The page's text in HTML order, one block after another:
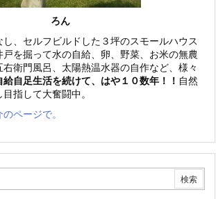
ろん
、セルフビルドした３坪のスモールハウス
を掘って水の自給、卵、野菜、お米の無農
衛門風呂、太陽熱温水器の自作など、様々
給自足生活を続けて、はや１０数年！！ 自然
指して大奮闘中。
ページで。